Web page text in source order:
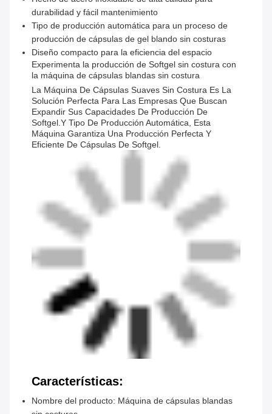
durabilidad y fácil mantenimiento
Tipo de producción automática para un proceso de
producción de cápsulas de gel blando sin costuras
Diseño compacto para la eficiencia del espacio
Experimenta la producción de Softgel sin costura con
la máquina de cápsulas blandas sin costura
La Máquina De Cápsulas Suaves Sin Costura Es La
Solución Perfecta Para Las Empresas Que Buscan
Expandir Sus Capacidades De Producción De
Softgel.y Tipo De Producción Automática, Esta
Máquina Garantiza Una Producción Perfecta Y
Eficiente De Cápsulas De Softgel.
Características:
Nombre del producto: Máquina de cápsulas blandas